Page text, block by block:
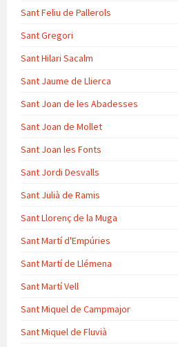
Sant Feliu de Pallerols
Sant Gregori
Sant Hilari Sacalm
Sant Jaume de Llierca
Sant Joan de les Abadesses
Sant Joan de Mollet
Sant Joan les Fonts
Sant Jordi Desvalls
Sant Julià de Ramis
Sant Llorenç de la Muga
Sant Martí d'Empúries
Sant Martí de Llémena
Sant Martí Vell
Sant Miquel de Campmajor
Sant Miquel de Fluvià